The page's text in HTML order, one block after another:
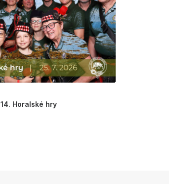
14. Horalské hry